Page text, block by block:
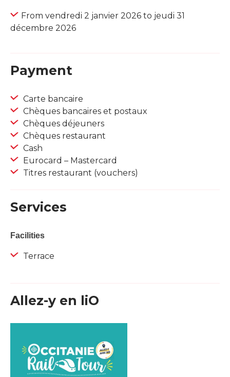
From vendredi 2 janvier 2026 to jeudi 31
décembre 2026
Payment
Carte bancaire
Chèques bancaires et postaux
Chèques déjeuners
Chèques restaurant
Cash
Eurocard – Mastercard
Titres restaurant (vouchers)
Services
Facilities
Terrace
Allez-y en liO